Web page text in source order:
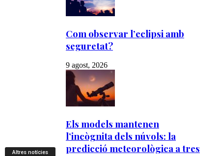
Altres notícies